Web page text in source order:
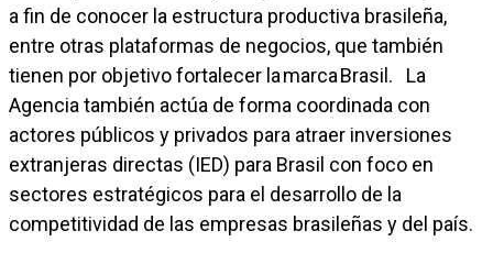
a fin de conocer la estructura productiva brasileña,
entre otras plataformas de negocios, que también
tienen por objetivo fortalecer la marca Brasil. La
Agencia también actúa de forma coordinada con
actores públicos y privados para atraer inversiones
extranjeras directas (IED) para Brasil con foco en
sectores estratégicos para el desarrollo de la
competitividad de las empresas brasileñas y del país.